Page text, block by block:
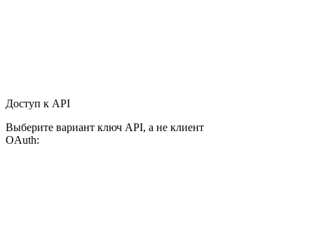
Доступ к API
Выберите вариант ключ API, а не клиент
OAuth: